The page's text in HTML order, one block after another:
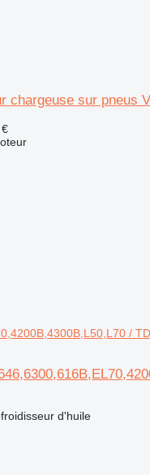
chargeuse sur pneus
/
d'huile